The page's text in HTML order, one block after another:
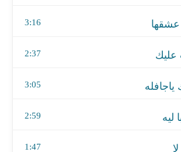
3:16
2:37
3:05
2:59
1:47